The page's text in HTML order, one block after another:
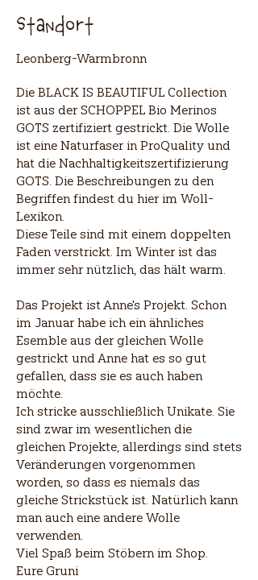
Standort
Leonberg-Warmbronn
Die BLACK IS BEAUTIFUL Collection
ist aus der SCHOPPEL Bio Merinos
GOTS zertifiziert gestrickt. Die Wolle
ist eine Naturfaser in ProQuality und
hat die Nachhaltigkeitszertifizierung
GOTS. Die Beschreibungen zu den
Begriffen findest du hier im Woll-
Lexikon.
Diese Teile sind mit einem doppelten
Faden verstrickt. Im Winter ist das
immer sehr nützlich, das hält warm.
Das Projekt ist Anne's Projekt. Schon
im Januar habe ich ein ähnliches
Esemble aus der gleichen Wolle
gestrickt und Anne hat es so gut
gefallen, dass sie es auch haben
möchte.
Ich stricke ausschließlich Unikate. Sie
sind zwar im wesentlichen die
gleichen Projekte, allerdings sind stets
Veränderungen vorgenommen
worden, so dass es niemals das
gleiche Strickstück ist. Natürlich kann
man auch eine andere Wolle
verwenden.
Viel Spaß beim Stöbern im Shop.
Eure Gruni